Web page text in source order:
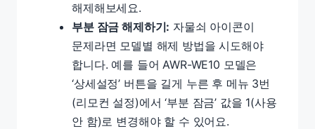
해제해보세요.
부분 잠금 해제하기: 자물쇠 아이콘이
문제라면 모델별 해제 방법을 시도해야
합니다. 예를 들어 AWR-WE10 모델은
‘상세설정’ 버튼을 길게 누른 후 메뉴 3번
(리모컨 설정)에서 ‘부분 잠금’ 값을 1(사용
안 함)로 변경해야 할 수 있어요.